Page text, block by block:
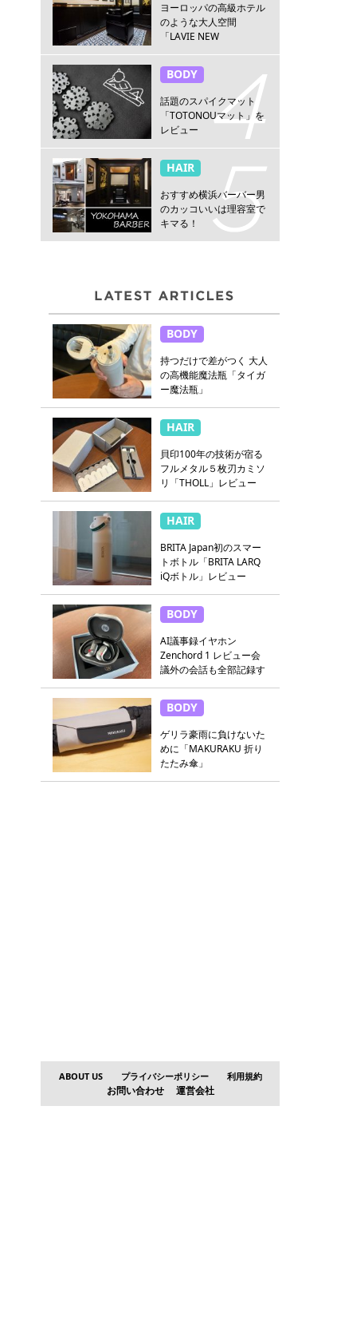
ヨーロッパの高級ホテル
のような大人空間
「LAVIE NEW
店」
BODY
話題のスパイクマット
「TOTONOUマット」を
レビュー
HAIR
おすすめ横浜バーバー男
のカッコいいは理容室で
キマる！
BODY
持つだけで差がつく 大人
の高機能魔法瓶「タイガ
ー魔法瓶」
HAIR
貝印100年の技術が宿る
フルメタル５枚刃カミソ
リ「THOLL」レビュー
HAIR
BRITA Japan初のスマー
トボトル「BRITA LARQ
iQボトル」レビュー
BODY
AI議事録イヤホン
Zenchord 1 レビュー会
議外の会話も全部記録す
BODY
ゲリラ豪雨に負けないた
めに「MAKURAKU 折り
たたみ傘」
ABOUT US プライバシーポリシー 利用規約
お問い合わせ 運営会社